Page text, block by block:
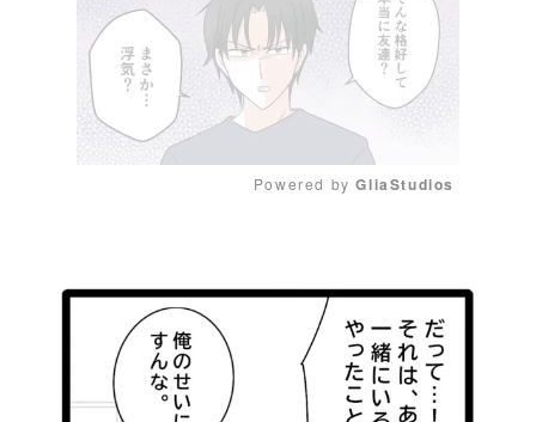
e
Powered by GliaStudios